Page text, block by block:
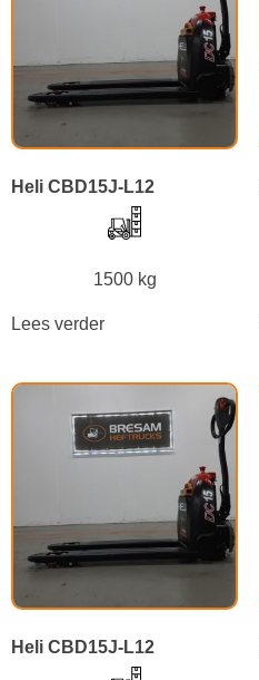
Heli CBD15J-L12
1500 kg
Lees verder
Heli CBD15J-L12